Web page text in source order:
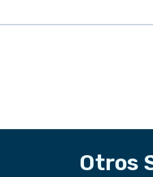
Otros